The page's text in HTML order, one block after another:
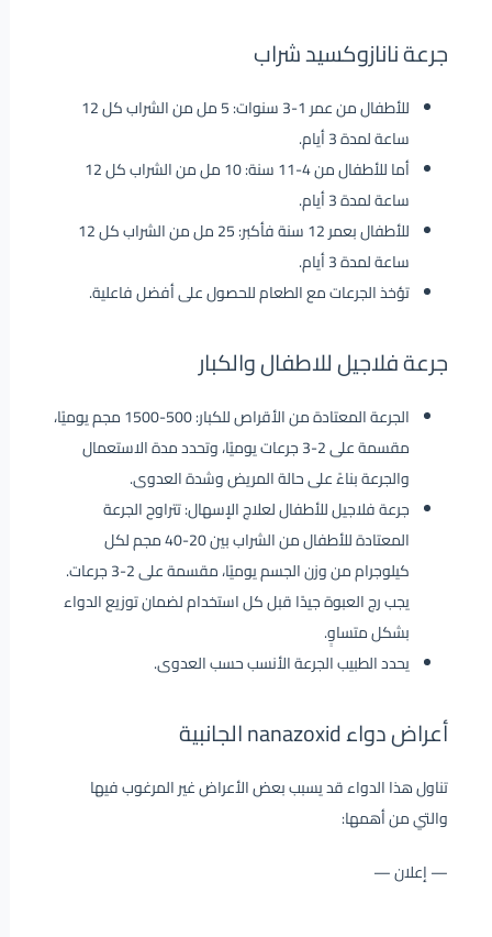
جرعة نانازوكسيد شراب
للأطفال من عمر 1-3 سنوات: 5 مل من الشراب كل 12
ساعة لمدة 3 أيام.
أما للأطفال من 4-11 سنة: 10 مل من الشراب كل 12
ساعة لمدة 3 أيام.
للأطفال بعمر 12 سنة فأكبر: 25 مل من الشراب كل 12
ساعة لمدة 3 أيام.
تؤخذ الجرعات مع الطعام للحصول على أفضل فاعلية.
جرعة فلاجيل للاطفال والكبار
الجرعة المعتادة من الأقراص للكبار: 500-1500 مجم يوميًا،
مقسمة على 2-3 جرعات يوميًا، وتحدد مدة الاستعمال
والجرعة بناءً على حالة المريض وشدة العدوى.
جرعة فلاجيل للأطفال لعلاج الإسهال: تتراوح الجرعة
المعتادة للأطفال من الشراب بين 20-40 مجم لكل
كيلوجرام من وزن الجسم يوميًا، مقسمة على 2-3 جرعات.
يجب رج العبوة جيدًا قبل كل استخدام لضمان توزيع الدواء
بشكل متساوٍ.
يحدد الطبيب الجرعة الأنسب حسب العدوى.
أعراض دواء nanazoxid الجانبية
تناول هذا الدواء قد يسبب بعض الأعراض غير المرغوب فيها
والتي من أهمها:
— إعلان —